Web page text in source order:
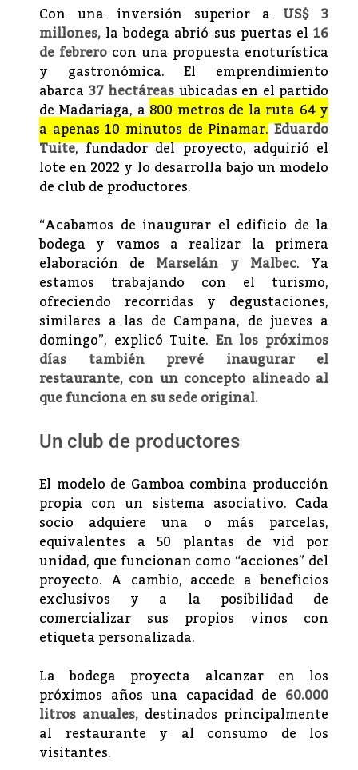
Con una inversión superior a US$ 3
millones, la bodega abrió sus puertas el16
de febrero con una propuesta enoturística
y gastronómica. El emprendimiento
abarca 37 hectáreasubicadas en el partido
de Madariaga, a800 metros de la ruta 64 y
a apenas 10 minutos de Pinamar. Eduardo
Tuite, fundador del proyecto, adquirió el
lote en 2022 y lo desarrolla bajo un modelo
de club de productores.
“Acabamos de inaugurar el edificio de la
bodega y vamos a realizar la primera
elaboración de Marselán y Malbec. Ya
estamos trabajando con el turismo,
ofreciendo recorridas y degustaciones,
similares a las de Campana, de jueves a
domingo”, explicó Tuite. En los próximos
días también prevé inaugurar el
restaurante, con un concepto alineado al
que funciona en su sede original.
Un club de productores
El modelo de Gamboa combina producción
propia con un sistema asociativo. Cada
socio adquiere una o más parcelas,
equivalentes a 50 plantas de vid por
unidad, que funcionan como “acciones” del
proyecto. A cambio, accede a beneficios
exclusivos y a la posibilidad de
comercializar sus propios vinos con
etiqueta personalizada.
La bodega proyecta alcanzar en los
próximos años una capacidad de 60.000
litros anuales, destinados principalmente
al restaurante y al consumo de los
visitantes.